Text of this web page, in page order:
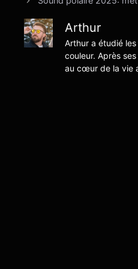
Arthur
Arthur a étudié
couleur. Après
au cœur de la vie